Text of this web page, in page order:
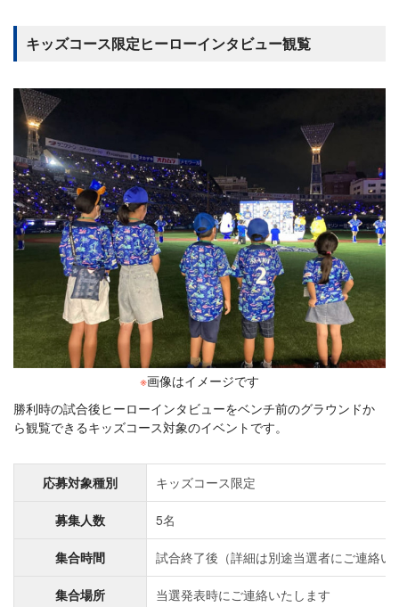
キッズコース限定ヒーローインタビュー観覧
※画像はイメージです
勝利時の試合後ヒーローインタビューをベンチ前のグラウンドか
ら観覧できるキッズコース対象のイベントです。
応募対象種別 キッズコース限定
募集人数 5名
集合時間 試合終了後（詳細は別途当選者にご連絡い
集合場所 当選発表時にご連絡いたします